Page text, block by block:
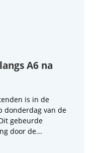
A6 na
is in de
donderdag van de
gebeurde
door de...